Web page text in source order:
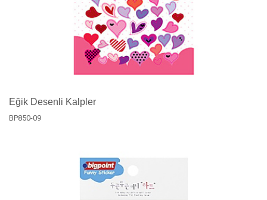
Eğik Desenli Kalpler
BP850-09